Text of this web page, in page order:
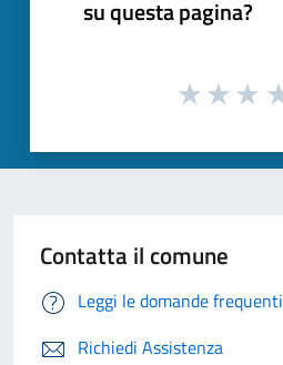
su questa pagina?
Contatta il comune
Leggi le domande frequenti
Richiedi Assistenza